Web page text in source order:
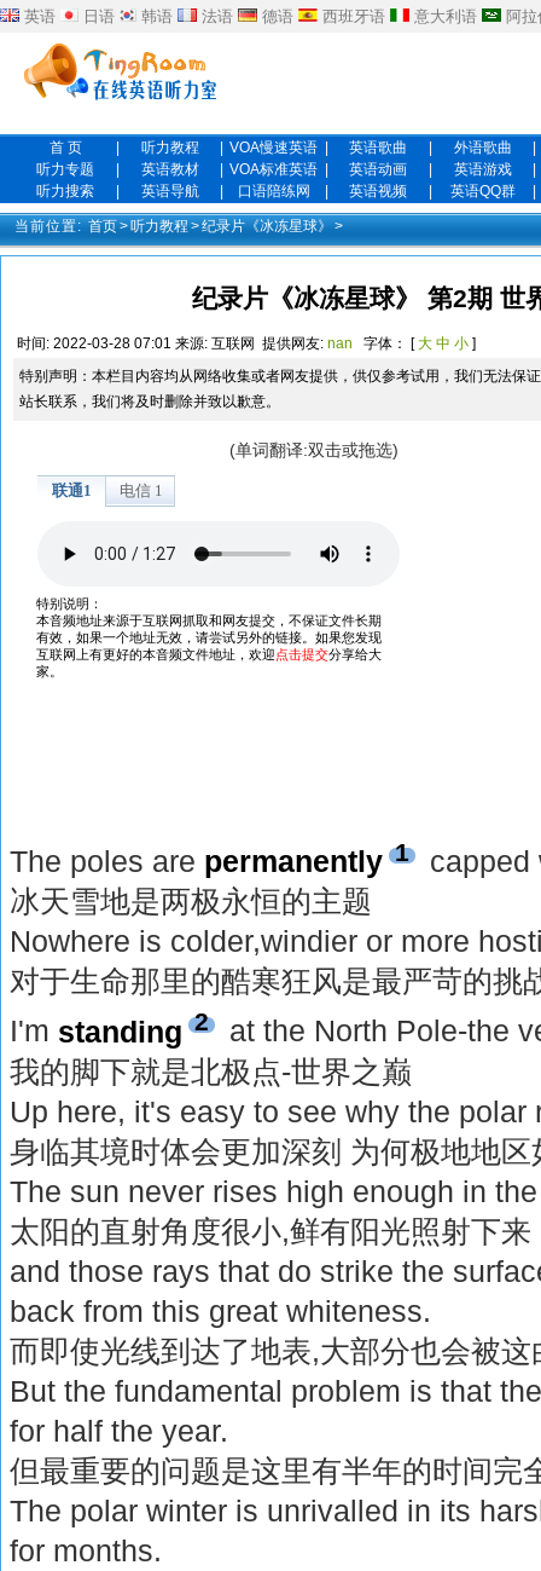
英语 日语 韩语 法语 德语 西班牙语 意大利语 阿
首 页 听力教程 VOA慢速英语 英语歌曲 外语歌曲
听力专题
英语教材 VOA标准英语 英语动画 英语游戏
听力搜索
英语导航 口语陪练网 英语视频 英语QQ群
当前位置: 首页>听力教程 >纪录片《冰冻星球》 >
纪录片《冰冻星球》 第2期 世
时间: 2022-03-28 07:01 来源: 互联网 提供网友: nan 字体： [大 中 小 ]
特别声明：本栏目内容均从网络收集或者网友提供，供仅参考试用，我们无法保
站长联系，我们将及时删除并致以歉意。
(单词翻译:双击或拖选)
The poles are permanently 1
capped
冰天雪地是两极永恒的主题
Nowhere is colder,windier or more
对于生命那里的酷寒狂风是最严苛的挑
I'm standing 2
at the North Pole-the
我的脚下就是北极点-世界之巅
Up here, it's easy to see why the polar
身临其境时体会更加深刻 为何极地地区
The sun never rises high enough in
太阳的直射角度很小,鲜有阳光照射下来
and those rays that do strike the
back from this great whiteness.
而即使光线到达了地表,大部分也会被
But the fundamental problem is that
for half the year.
但最重要的问题是这里有半年的时间完
The polar winter is unrivalled in its
for months.